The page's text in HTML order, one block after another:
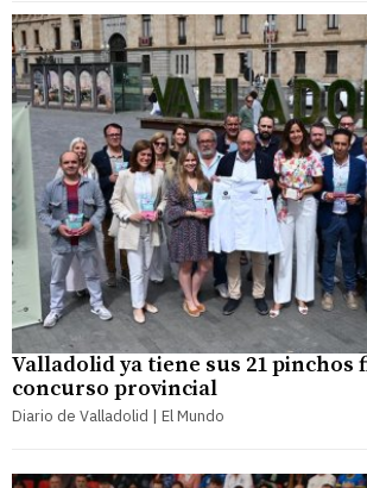
Valladolid ya tiene sus 21 pinchos
concurso provincial
Diario de Valladolid | El Mundo